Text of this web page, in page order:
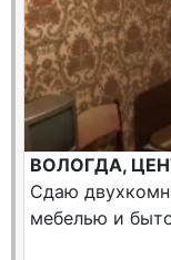
ВОЛОГДА,
Сдаю
мебелью и